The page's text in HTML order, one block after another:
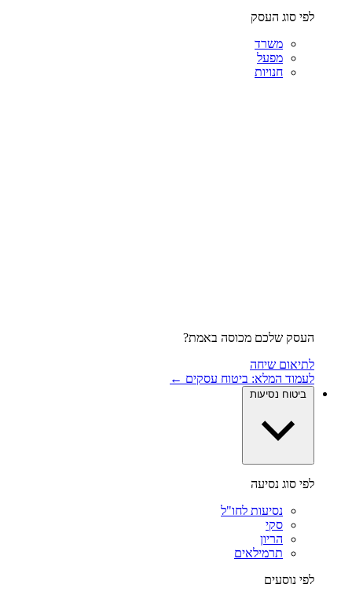
לפי סוג העסק
משרד
מפעל
חנויות
העסק שלכם מכוסה באמת?
לתיאום שיחה
לעמוד המלא: ביטוח עסקים ←
ביטוח נסיעות
לפי סוג נסיעה
נסיעות לחו"ל
סקי
הריון
תרמילאים
לפי נוסעים